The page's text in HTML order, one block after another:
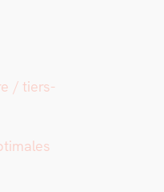
/ tiers-